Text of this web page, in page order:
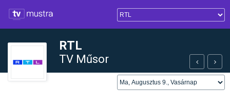
RTL
TV Műsor